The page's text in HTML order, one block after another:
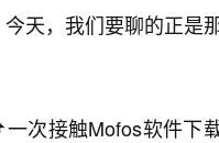
今天，我们要聊的正
一次接触Mofos软件下